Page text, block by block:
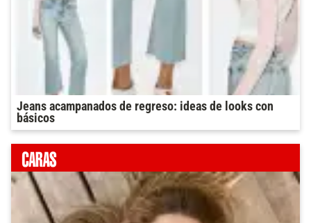
Jeans acampanados de regreso: ideas de looks con
básicos